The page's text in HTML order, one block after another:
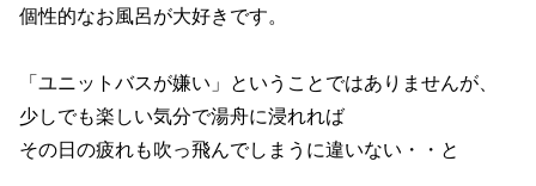
個性的なお風呂が大好きです。
「ユニットバスが嫌い」ということではありませんが、
少しでも楽しい気分で湯舟に浸れれば
その日の疲れも吹っ飛んでしまうに違いない・・と